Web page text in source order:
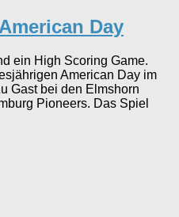
Day
ein High Scoring Game.
American Day im
Gast bei den Elmshorn
Pioneers. Das Spiel